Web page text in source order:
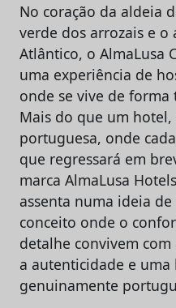
No coração da aldeia
verde dos arrozais e o
Atlântico, o AlmaLusa
uma experiência de
onde se vive de
Mais do que um
portuguesa, onde
que regressará em
marca AlmaLusa
assenta numa ideia
conceito onde o
detalhe convivem
a autenticidade e
genuinamente